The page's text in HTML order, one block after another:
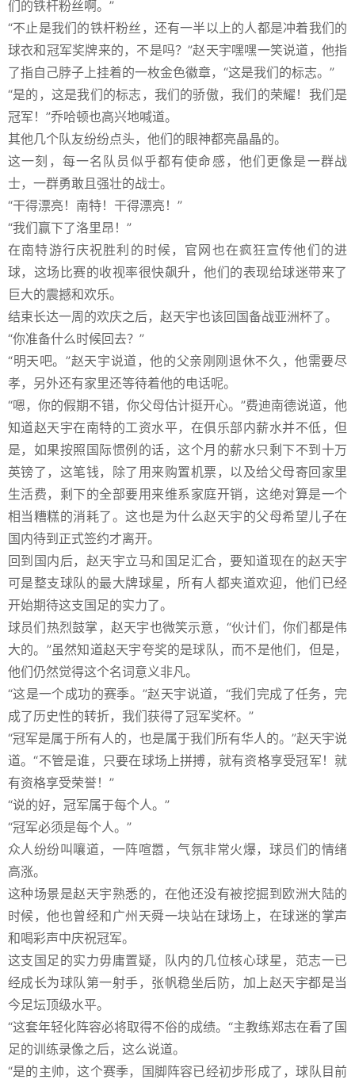
们的铁杆粉丝啊。”
“不止是我们的铁杆粉丝，还有一半以上的人都是冲着我们的
球衣和冠军奖牌来的，不是吗？”赵天宇嘿嘿一笑说道，他指
了指自己脖子上挂着的一枚金色徽章，“这是我们的标志。”
“是的，这是我们的标志，我们的骄傲，我们的荣耀！我们是
冠军！”乔哈顿也高兴地喊道。
其他几个队友纷纷点头，他们的眼神都亮晶晶的。
这一刻，每一名队员似乎都有使命感，他们更像是一群战
士，一群勇敢且强壮的战士。
“干得漂亮！南特！干得漂亮！”
“我们赢下了洛里昂！”
在南特游行庆祝胜利的时候，官网也在疯狂宣传他们的进
球，这场比赛的收视率很快飙升，他们的表现给球迷带来了
巨大的震撼和欢乐。
结束长达一周的欢庆之后，赵天宇也该回国备战亚洲杯了。
“你准备什么时候回去？”
“明天吧。”赵天宇说道，他的父亲刚刚退休不久，他需要尽
孝，另外还有家里还等待着他的电话呢。
“嗯，你的假期不错，你父母估计挺开心。”费迪南德说道，他
知道赵天宇在南特的工资水平，在俱乐部内薪水并不低，但
是，如果按照国际惯例的话，这个月的薪水只剩下不到十万
英镑了，这笔钱，除了用来购置机票，以及给父母寄回家里
生活费，剩下的全部要用来维系家庭开销，这绝对算是一个
相当糟糕的消耗了。这也是为什么赵天宇的父母希望儿子在
国内待到正式签约才离开。
回到国内后，赵天宇立马和国足汇合，要知道现在的赵天宇
可是整支球队的最大牌球星，所有人都夹道欢迎，他们已经
开始期待这支国足的实力了。
球员们热烈鼓掌，赵天宇也微笑示意，“伙计们，你们都是伟
大的。”虽然知道赵天宇夸奖的是球队，而不是他们，但是，
他们仍然觉得这个名词意义非凡。
“这是一个成功的赛季。”赵天宇说道，“我们完成了任务，完
成了历史性的转折，我们获得了冠军奖杯。”
“冠军是属于所有人的，也是属于我们所有华人的。”赵天宇说
道。“不管是谁，只要在球场上拼搏，就有资格享受冠军！就
有资格享受荣誉！”
“说的好，冠军属于每个人。”
“冠军必须是每个人。”
众人纷纷叫嚷道，一阵喧嚣，气氛非常火爆，球员们的情绪
高涨。
这种场景是赵天宇熟悉的，在他还没有被挖掘到欧洲大陆的
时候，他也曾经和广州天舜一块站在球场上，在球迷的掌声
和喝彩声中庆祝冠军。
这支国足的实力毋庸置疑，队内的几位核心球星，范志一已
经成长为球队第一射手，张帆稳坐后防，加上赵天宇都是当
今足坛顶级水平。
“这套年轻化阵容必将取得不俗的成绩。“主教练郑志在看了国
足的训练录像之后，这么说道。
“是的主帅，这个赛季，国脚阵容已经初步形成了，球队目前